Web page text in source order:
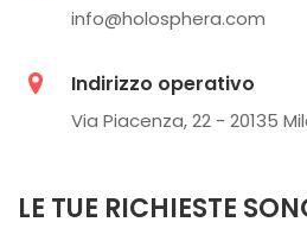
info@holosphera.com
Indirizzo operativo
Via Piacenza, 22 - 20135
LE TUE RICHIESTE